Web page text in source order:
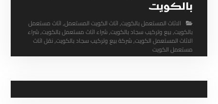
بالكويت
الاثاث المستعمل بالكويت,اثاث الكويت المستعمل,اثاث مستعمل
بالكويت,بيع وتركيب سجاد بالكويت,شراء اثاث مستعمل بالكويت,شراء
الاثاث المستعمل الكويت,شركة بيع وتركيب سجاد بالكويت,نقل اثاث
مستعمل الكويت